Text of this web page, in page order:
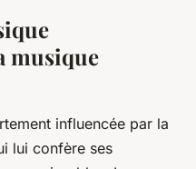
musique
influencée par la
lui confère ses